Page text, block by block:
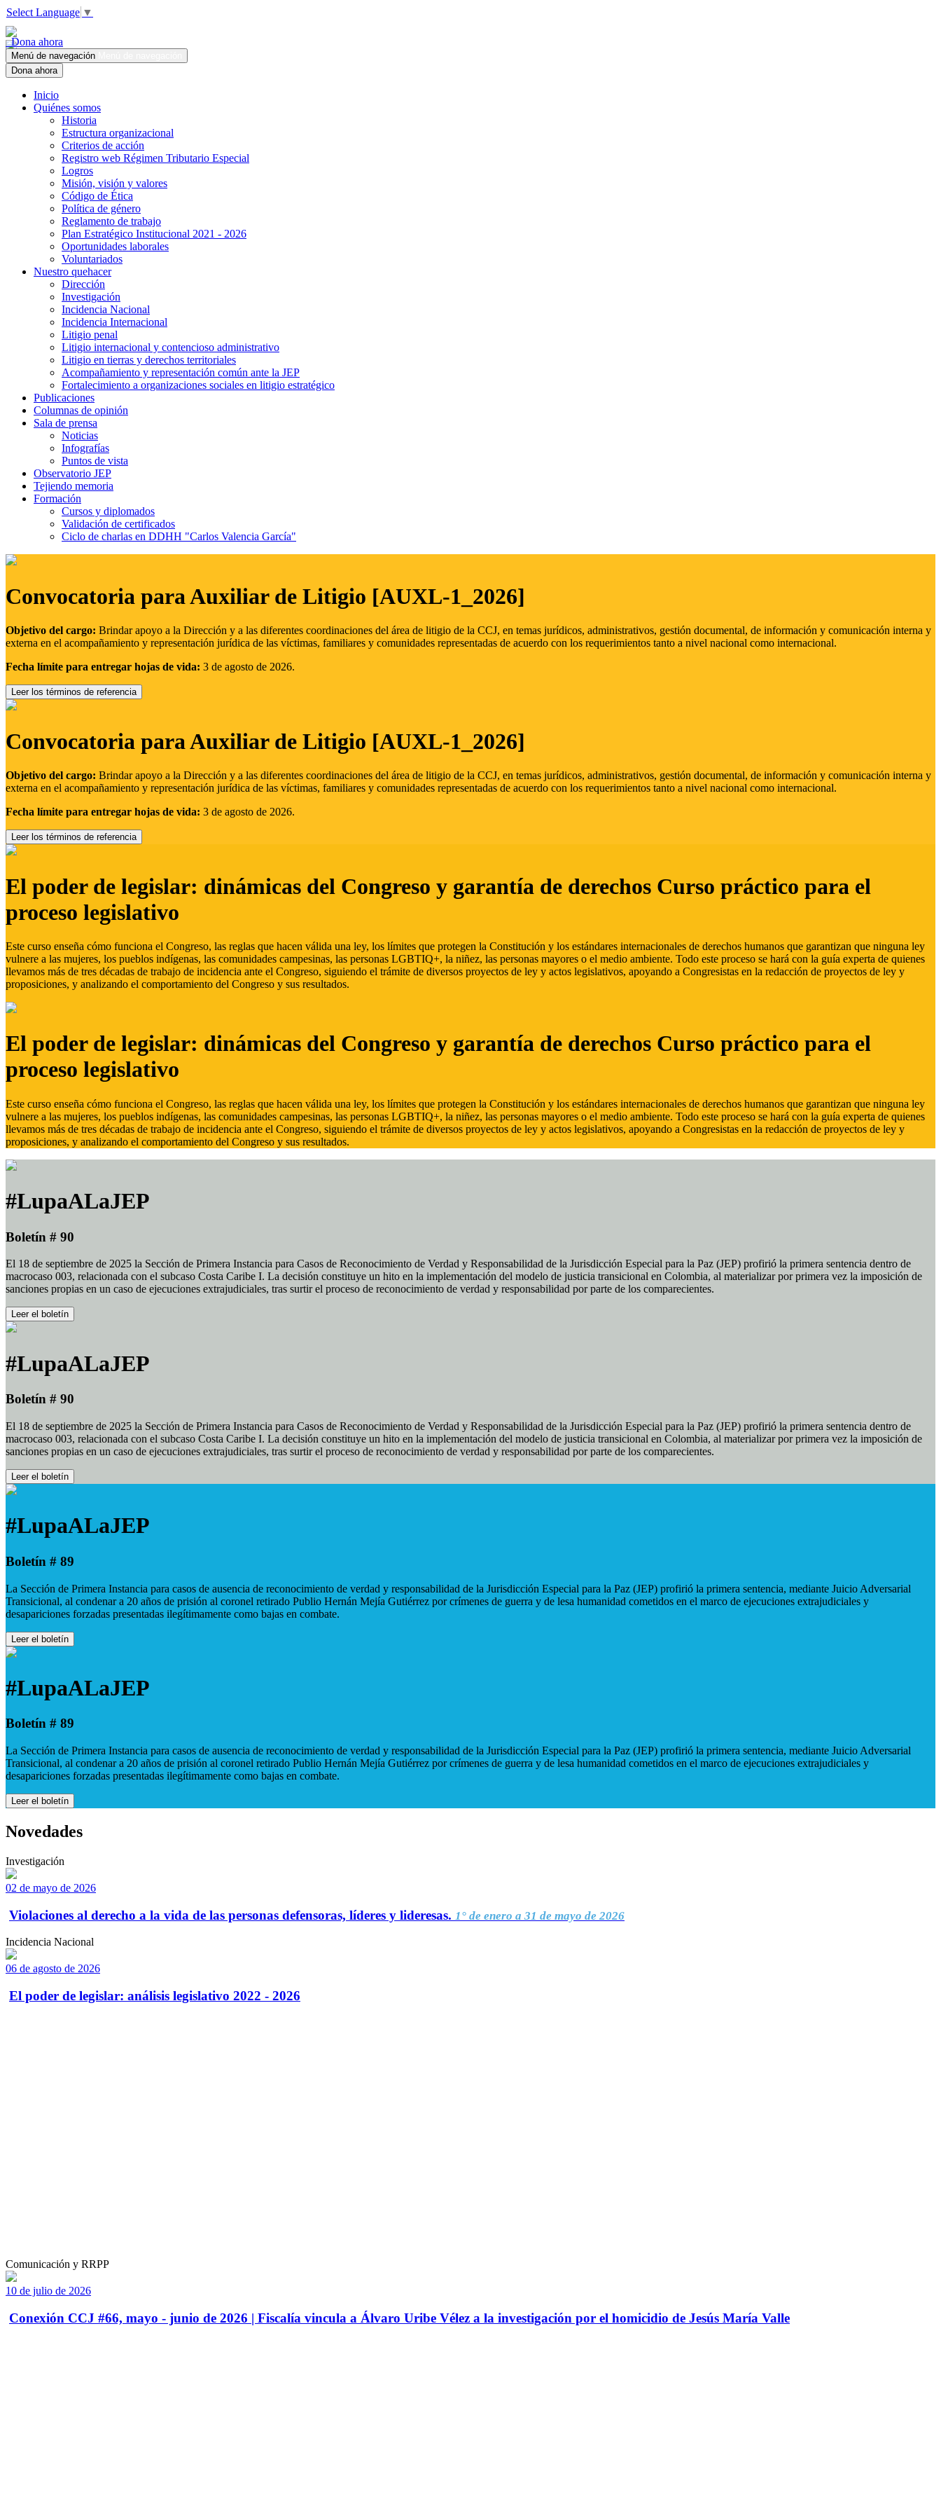
Select Language ▼
Dona ahora
Menú de navegación
Dona ahora
Inicio
Quiénes somos
Historia
Estructura organizacional
Criterios de acción
Registro web Régimen Tributario Especial
Logros
Misión, visión y valores
Código de Ética
Política de género
Reglamento de trabajo
Plan Estratégico Institucional 2021 - 2026
Oportunidades laborales
Voluntariados
Nuestro quehacer
Dirección
Investigación
Incidencia Nacional
Incidencia Internacional
Litigio penal
Litigio internacional y contencioso administrativo
Litigio en tierras y derechos territoriales
Acompañamiento y representación común ante la JEP
Fortalecimiento a organizaciones sociales en litigio estratégico
Publicaciones
Columnas de opinión
Sala de prensa
Noticias
Infografías
Puntos de vista
Observatorio JEP
Tejiendo memoria
Formación
Cursos y diplomados
Validación de certificados
Ciclo de charlas en DDHH "Carlos Valencia García"
Convocatoria para Auxiliar de Litigio [AUXL-1_2026]
Objetivo del cargo: Brindar apoyo a la Dirección y a las diferentes coordinaciones del área de litigio de la CCJ, en temas jurídicos, administrativos, gestión documental, de información y comunicación interna y
externa en el acompañamiento y representación jurídica de las víctimas, familiares y comunidades representadas de acuerdo con los requerimientos tanto a nivel nacional como internacional.
Fecha límite para entregar hojas de vida: 3 de agosto de 2026.
Leer los términos de referencia
Convocatoria para Auxiliar de Litigio [AUXL-1_2026]
Objetivo del cargo: Brindar apoyo a la Dirección y a las diferentes coordinaciones del área de litigio de la CCJ, en temas jurídicos, administrativos, gestión documental, de información y comunicación interna y
externa en el acompañamiento y representación jurídica de las víctimas, familiares y comunidades representadas de acuerdo con los requerimientos tanto a nivel nacional como internacional.
Fecha límite para entregar hojas de vida: 3 de agosto de 2026.
Leer los términos de referencia
El poder de legislar: dinámicas del Congreso y garantía de derechos Curso práctico para el
proceso legislativo
Este curso enseña cómo funciona el Congreso, las reglas que hacen válida una ley, los límites que protegen la Constitución y los estándares internacionales de derechos humanos que garantizan que ninguna ley
vulnere a las mujeres, los pueblos indígenas, las comunidades campesinas, las personas LGBTIQ+, la niñez, las personas mayores o el medio ambiente. Todo este proceso se hará con la guía experta de quienes
llevamos más de tres décadas de trabajo de incidencia ante el Congreso, siguiendo el trámite de diversos proyectos de ley y actos legislativos, apoyando a Congresistas en la redacción de proyectos de ley y
proposiciones, y analizando el comportamiento del Congreso y sus resultados.
El poder de legislar: dinámicas del Congreso y garantía de derechos Curso práctico para el
proceso legislativo
Este curso enseña cómo funciona el Congreso, las reglas que hacen válida una ley, los límites que protegen la Constitución y los estándares internacionales de derechos humanos que garantizan que ninguna ley
vulnere a las mujeres, los pueblos indígenas, las comunidades campesinas, las personas LGBTIQ+, la niñez, las personas mayores o el medio ambiente. Todo este proceso se hará con la guía experta de quienes
llevamos más de tres décadas de trabajo de incidencia ante el Congreso, siguiendo el trámite de diversos proyectos de ley y actos legislativos, apoyando a Congresistas en la redacción de proyectos de ley y
proposiciones, y analizando el comportamiento del Congreso y sus resultados.
#LupaALaJEP
Boletín # 90
El 18 de septiembre de 2025 la Sección de Primera Instancia para Casos de Reconocimiento de Verdad y Responsabilidad de la Jurisdicción Especial para la Paz (JEP) profirió la primera sentencia dentro de
macrocaso 003, relacionada con el subcaso Costa Caribe I. La decisión constituye un hito en la implementación del modelo de justicia transicional en Colombia, al materializar por primera vez la imposición de
sanciones propias en un caso de ejecuciones extrajudiciales, tras surtir el proceso de reconocimiento de verdad y responsabilidad por parte de los comparecientes.
Leer el boletín
#LupaALaJEP
Boletín # 90
El 18 de septiembre de 2025 la Sección de Primera Instancia para Casos de Reconocimiento de Verdad y Responsabilidad de la Jurisdicción Especial para la Paz (JEP) profirió la primera sentencia dentro de
macrocaso 003, relacionada con el subcaso Costa Caribe I. La decisión constituye un hito en la implementación del modelo de justicia transicional en Colombia, al materializar por primera vez la imposición de
sanciones propias en un caso de ejecuciones extrajudiciales, tras surtir el proceso de reconocimiento de verdad y responsabilidad por parte de los comparecientes.
Leer el boletín
#LupaALaJEP
Boletín # 89
La Sección de Primera Instancia para casos de ausencia de reconocimiento de verdad y responsabilidad de la Jurisdicción Especial para la Paz (JEP) profirió la primera sentencia, mediante Juicio Adversarial
Transicional, al condenar a 20 años de prisión al coronel retirado Publio Hernán Mejía Gutiérrez por crímenes de guerra y de lesa humanidad cometidos en el marco de ejecuciones extrajudiciales y
desapariciones forzadas presentadas ilegítimamente como bajas en combate.
Leer el boletín
#LupaALaJEP
Boletín # 89
La Sección de Primera Instancia para casos de ausencia de reconocimiento de verdad y responsabilidad de la Jurisdicción Especial para la Paz (JEP) profirió la primera sentencia, mediante Juicio Adversarial
Transicional, al condenar a 20 años de prisión al coronel retirado Publio Hernán Mejía Gutiérrez por crímenes de guerra y de lesa humanidad cometidos en el marco de ejecuciones extrajudiciales y
desapariciones forzadas presentadas ilegítimamente como bajas en combate.
Leer el boletín
Novedades
Investigación
02 de mayo de 2026
Violaciones al derecho a la vida de las personas defensoras, líderes y lideresas. 1° de enero a 31 de mayo de 2026
Incidencia Nacional
06 de agosto de 2026
El poder de legislar: análisis legislativo 2022 - 2026
Comunicación y RRPP
10 de julio de 2026
Conexión CCJ #66, mayo - junio de 2026 | Fiscalía vincula a Álvaro Uribe Vélez a la investigación por el homicidio de Jesús María Valle